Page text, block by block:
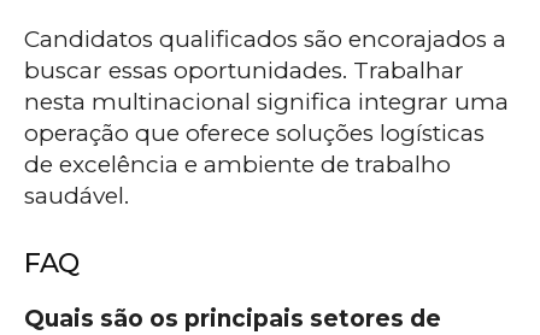
Candidatos qualificados são encorajados a
buscar essas oportunidades. Trabalhar
nesta multinacional significa integrar uma
operação que oferece soluções logísticas
de excelência e ambiente de trabalho
saudável.
FAQ
Quais são os principais setores de